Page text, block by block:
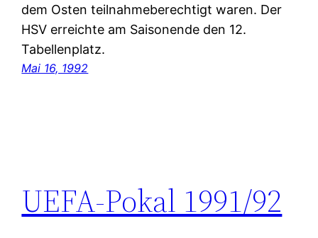
dem Osten teilnahmeberechtigt waren. Der
HSV erreichte am Saisonende den 12.
Tabellenplatz.
Mai 16, 1992
UEFA-Pokal 1991/92